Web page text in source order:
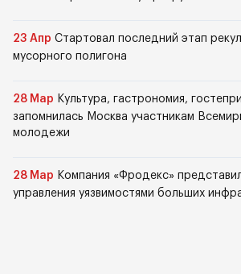
23 Апр Стартовал последний этап
мусорного полигона
28 Мар Культура, гастрономия,
запомнилась Москва участникам
молодежи
28 Мар Компания «Фродекс»
управления уязвимостями больших